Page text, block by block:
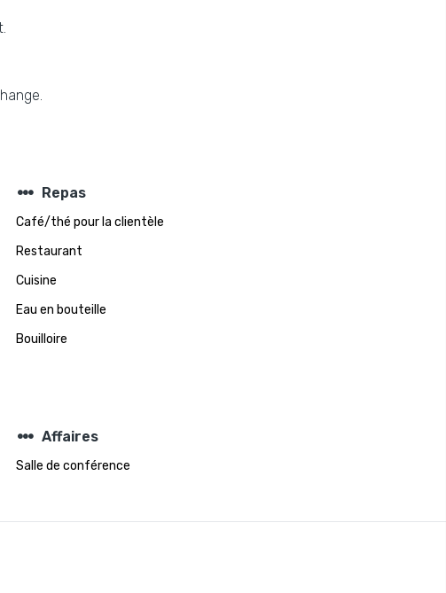
steppers Repas
Café/thé pour la clientèle
Restaurant
Cuisine
Eau en bouteille
Bouilloire
steppers Affaires
Salle de conférence